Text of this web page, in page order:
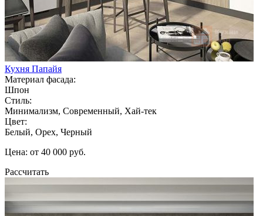
Кухня Папайя
Материал фасада:
Шпон
Стиль:
Минимализм, Современный, Хай-тек
Цвет:
Белый, Орех, Черный
Цена: от 40 000 руб.
Рассчитать